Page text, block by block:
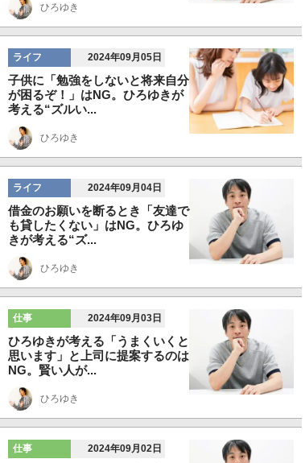
ひろゆき
ライフ 2024年09月05日
子供に「勉強をしないと将来自分
が困るぞ！」はNG。ひろゆきが
考える“ズルい...
ひろゆき
ライフ 2024年09月04日
借金のお願いを断るとき「友達で
も貸したくない」はNG。ひろゆ
きが考える“ズ...
ひろゆき
仕事 2024年09月03日
ひろゆきが考える「うまくいくと
思います」と上司に提案するのは
NG。賢い人が...
ひろゆき
仕事 2024年09月02日